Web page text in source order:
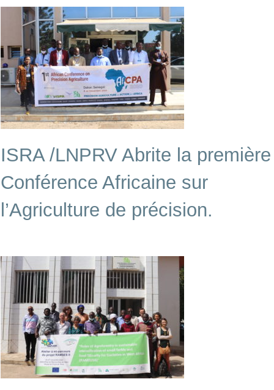
ISRA /LNPRV Abrite la première
Conférence Africaine sur
l’Agriculture de précision.